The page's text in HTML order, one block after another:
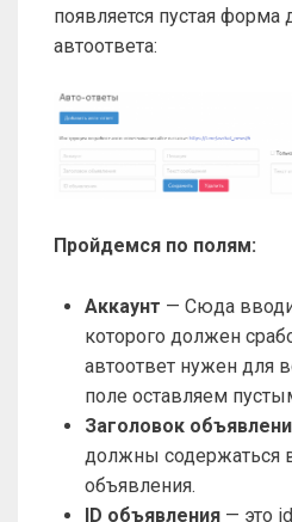
появляется пустая форма
автоответа:
Пройдемся по полям:
Аккаунт — Сюда
которого должен
автоответ нужен для
поле оставляем
Заголовок
должны содержаться
объявления.
ID объявления — это